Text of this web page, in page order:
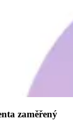
zaměřený